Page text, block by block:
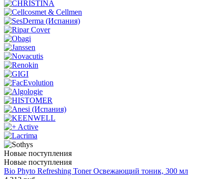
Новые поступления
Новые поступления
Bio Phyto Refreshing Toner Освежающий тоник, 300 мл